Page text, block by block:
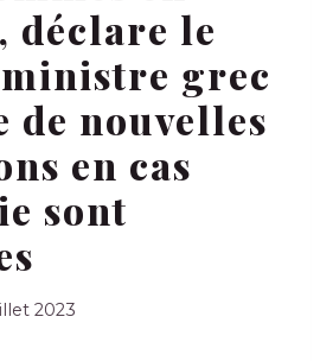
déclare le
grec
de nouvelles
en cas
sont
2023